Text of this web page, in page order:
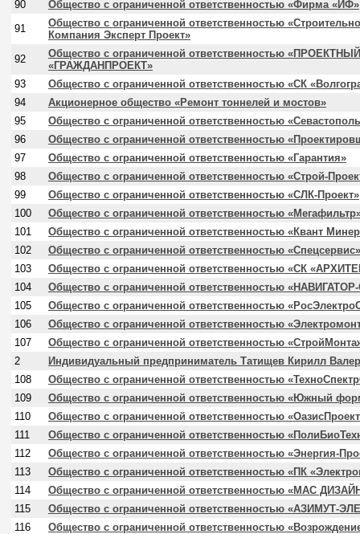
90
Общество с ограниченной ответственностью «Фирма «ИФ»
91
Общество с ограниченной ответственностью
Компания Эксперт Проект»
92
Общество с ограниченной ответственностью
«ГРАЖДАНПРОЕКТ»
93
Общество с ограниченной ответственностью «СК
94
Акционерное общество «Ремонт тоннелей и мостов»
95
Общество с ограниченной ответственностью
96
Общество с ограниченной ответственностью
97
Общество с ограниченной ответственностью «Гарантия»
98
Общество с ограниченной ответственностью «Строй-
99
Общество с ограниченной ответственностью «СЛК-Проект»
100
Общество с ограниченной ответственностью
101
Общество с ограниченной ответственностью «Квант
102
Общество с ограниченной ответственностью «Спецсервис»
103
Общество с ограниченной ответственностью «СК
104
Общество с ограниченной ответственностью
105
Общество с ограниченной ответственностью
106
Общество с ограниченной ответственностью
107
Общество с ограниченной ответственностью
2
Индивидуальный предприниматель Татищев Кирилл
108
Общество с ограниченной ответственностью
109
Общество с ограниченной ответственностью «Южный
110
Общество с ограниченной ответственностью
111
Общество с ограниченной ответственностью
112
Общество с ограниченной ответственностью «Энергия-
113
Общество с ограниченной ответственностью «ПК
114
Общество с ограниченной ответственностью «МАС
115
Общество с ограниченной ответственностью «АЗИМУТ-
116
Общество с ограниченной ответственностью